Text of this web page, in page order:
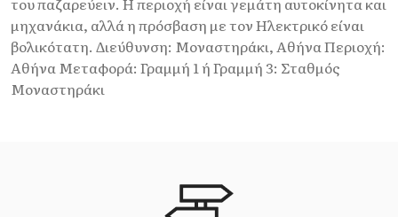
μηχανάκια, αλλά η πρόσβαση με τον Ηλεκτρικό είναι
βολικότατη. Διεύθυνση: Μοναστηράκι, Αθήνα Περιοχή:
Αθήνα Μεταφορά: Γραμμή 1 ή Γραμμή 3: Σταθμός
Μοναστηράκι